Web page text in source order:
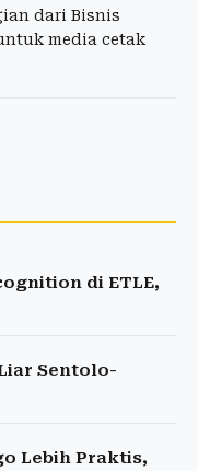
dari Bisnis
media cetak
di ETLE,
Sentolo-
Lebih Praktis,